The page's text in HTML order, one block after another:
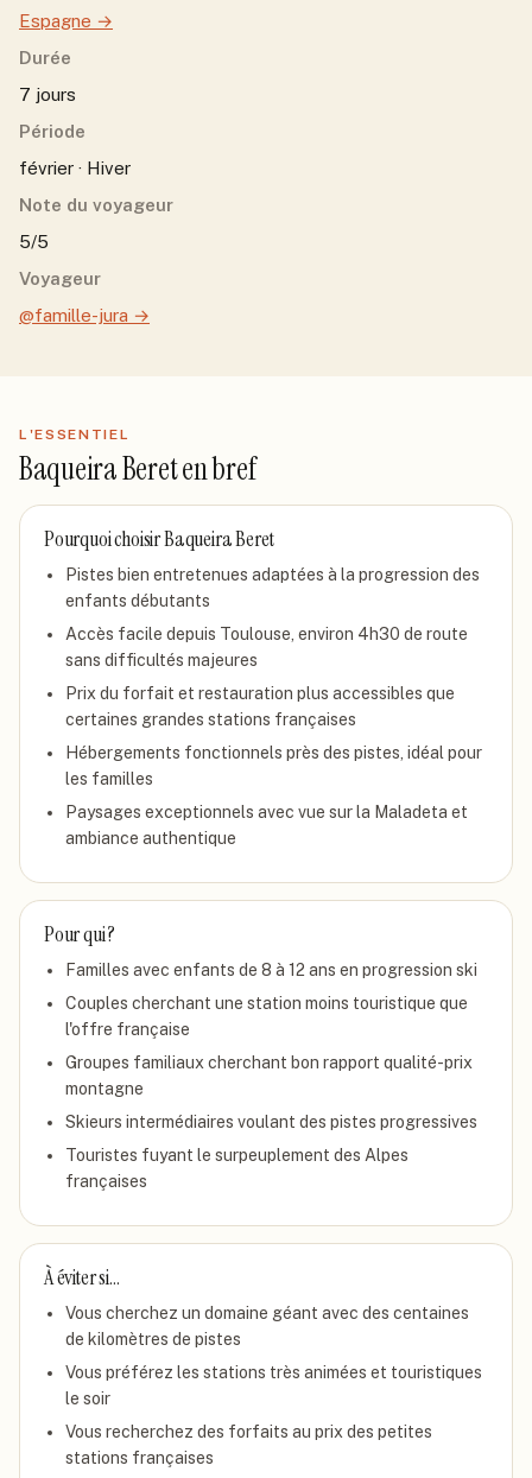
Espagne →
Durée
7 jours
Période
février · Hiver
Note du voyageur
5/5
Voyageur
@famille-jura →
L'ESSENTIEL
Baqueira Bereten bref
Pourquoi choisirBaqueira Beret
Pistes bien entretenues adaptées à la progression des
enfants débutants
Accès facile depuis Toulouse, environ 4h30 de route
sans difficultés majeures
Prix du forfait et restauration plus accessibles que
certaines grandes stations françaises
Hébergements fonctionnels près des pistes, idéal pour
les familles
Paysages exceptionnels avec vue sur la Maladeta et
ambiance authentique
Pour qui ?
Familles avec enfants de 8 à 12 ans en progression ski
Couples cherchant une station moins touristique que
l'offre française
Groupes familiaux cherchant bon rapport qualité-prix
montagne
Skieurs intermédiaires voulant des pistes progressives
Touristes fuyant le surpeuplement des Alpes
françaises
À éviter si…
Vous cherchez un domaine géant avec des centaines
de kilomètres de pistes
Vous préférez les stations très animées et touristiques
le soir
Vous recherchez des forfaits au prix des petites
stations françaises